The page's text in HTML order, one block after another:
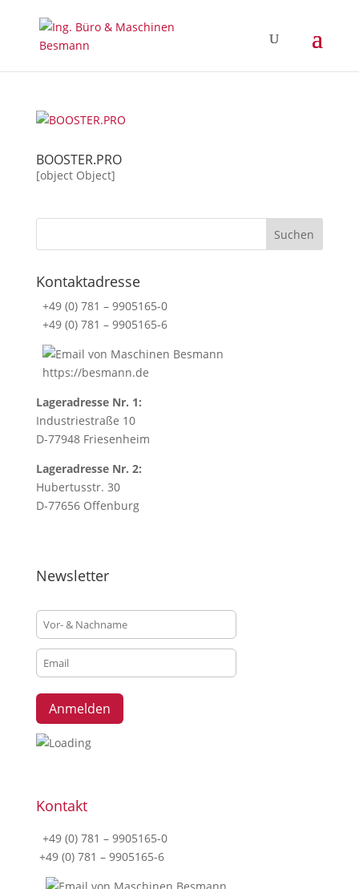
BOOSTER.PRO
[object Object]
Kontaktadresse
+49 (0) 781 – 9905165-0
+49 (0) 781 – 9905165-6
https://besmann.de
Lageradresse Nr. 1:
Industriestraße 10
D-77948 Friesenheim
Lageradresse Nr. 2:
Hubertusstr. 30
D-77656 Offenburg
Newsletter
Kontakt
+49 (0) 781 – 9905165-0
+49 (0) 781 – 9905165-6